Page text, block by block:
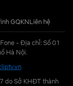
GQKNLiên hệ
- Địa chỉ: Số 01
Hà Nội.
do Sở KHĐT thành